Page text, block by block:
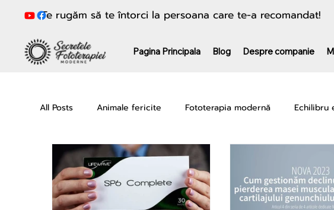
Te rugăm să te întorci la persoana care te-a recomandat!
Pagina Principala Blog Despre companie
All Posts Animale fericite Fototerapia modernă Echilibru
Frumusețe & Anti-aging Sănătate fără medicamente
x2o Water Machine Seria Loren Pickart GHK-CU